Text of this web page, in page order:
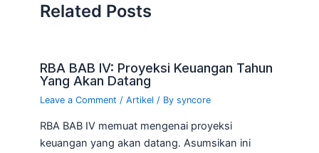
Related Posts
RBA BAB IV: Proyeksi Keuangan Tahun
Yang Akan Datang
Leave a Comment /Artikel / Bysyncore
RBA BAB IV memuat mengenai proyeksi
keuangan yang akan datang. Asumsikan ini